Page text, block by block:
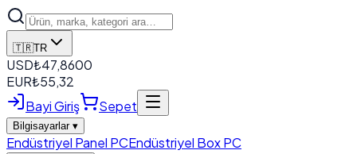
🇹🇷TR
USD₺47,8600
EUR₺55,32
Bayi Giriş
Sepet
Bilgisayarlar ▾
Endüstriyel Panel PCEndüstriyel Box PC